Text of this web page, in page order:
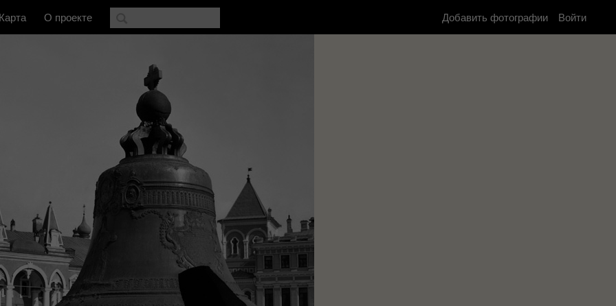
Карта О проекте Добавить фотографии Войти